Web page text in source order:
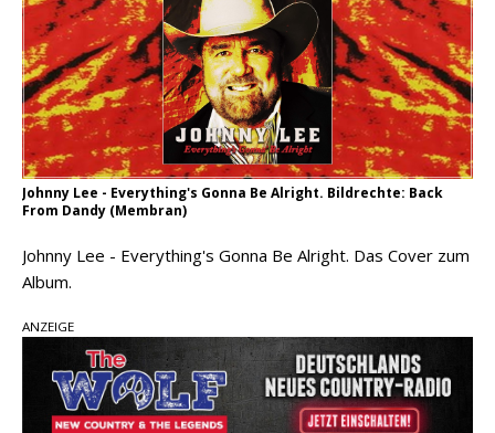
Johnny Lee - Everything's Gonna Be Alright. Bildrechte: Back
From Dandy (Membran)
Johnny Lee - Everything's Gonna Be Alright. Das Cover zum
Album.
ANZEIGE